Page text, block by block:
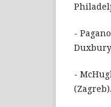
-
Duxbury
-